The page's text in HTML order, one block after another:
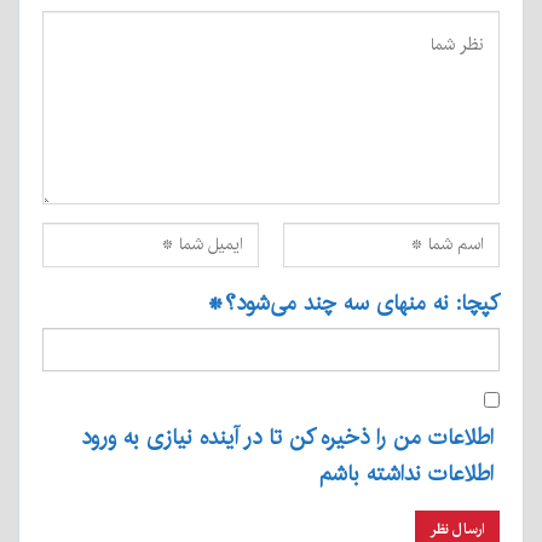
کپچا: نه منهای سه چند می‌شود؟*
اطلاعات من را ذخیره کن تا در آینده نیازی به ورود
اطلاعات نداشته باشم